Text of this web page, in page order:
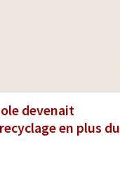
devenait
en plus du